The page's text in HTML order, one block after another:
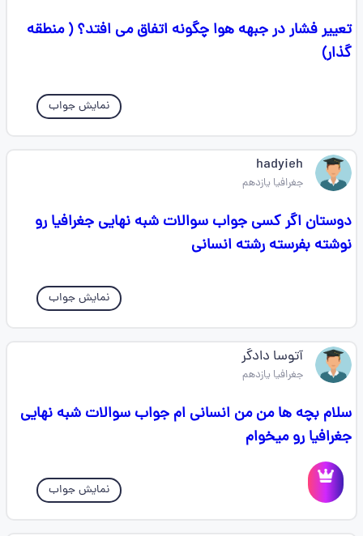
تعییر فشار در جبهه هوا چگونه اتفاق می افتد؟ ( منطقه
گذار)
نمایش جواب
hadyieh
جغرافیا یازدهم
دوستان اگر کسی جواب سوالات‌ شبه نهایی‌ جغرافیا رو
نوشته بفرسته رشته انسانی
نمایش جواب
آتوسا دادگر
جغرافیا یازدهم
سلام بچه ها من من انسانی ام جواب سوالات شبه نهایی
جغرافیا رو میخوام
نمایش جواب